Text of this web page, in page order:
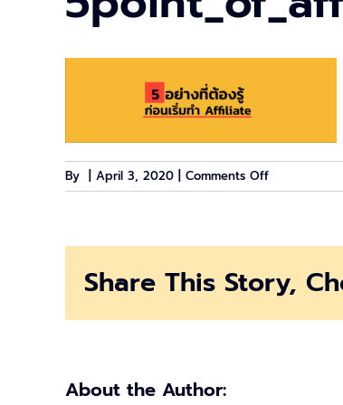
By April 3, 2020 Comments Offon
Share This Story,
About the Author: